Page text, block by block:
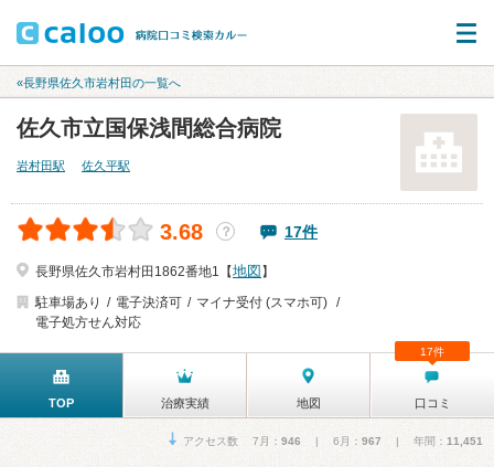
«長野県佐久市岩村田の一覧へ
佐久市立国保浅間総合病院
岩村田駅 佐久平駅
3.68 ？ 17件
長野県佐久市岩村田1862番地1【地図 】
駐車場あり
電子決済可
マイナ受付 (スマホ可)
電子処方せん対応
TOP 治療実績 地図 口コミ
17件
アクセス数 7月： 946 | 6月： 967 | 年間： 11,451